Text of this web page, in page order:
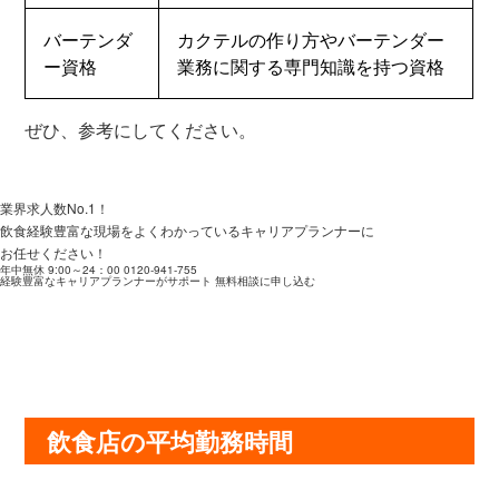
バーテンダ
ー資格
カクテルの作り方やバーテンダー
業務に関する専門知識を持つ資格
ぜひ、参考にしてください。
業界求人数No.1！
飲食経験豊富な現場をよくわかっているキャリアプランナーに
お任せください！
年中無休 9:00～24：00 0120-941-755
経験豊富なキャリアプランナーがサポート 無料相談に申し込む
飲食店の平均勤務時間